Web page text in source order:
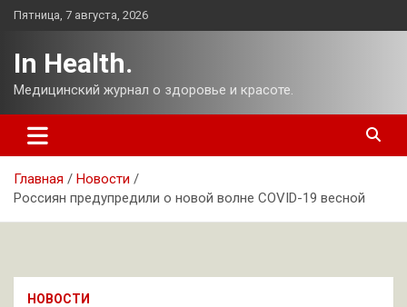
Перейти
Пятница, 7 августа, 2026
In Health.
Медицинский журнал о здоровье и красоте.
Главная
Новости
Россиян предупредили о новой волне COVID-19 весной
НОВОСТИ